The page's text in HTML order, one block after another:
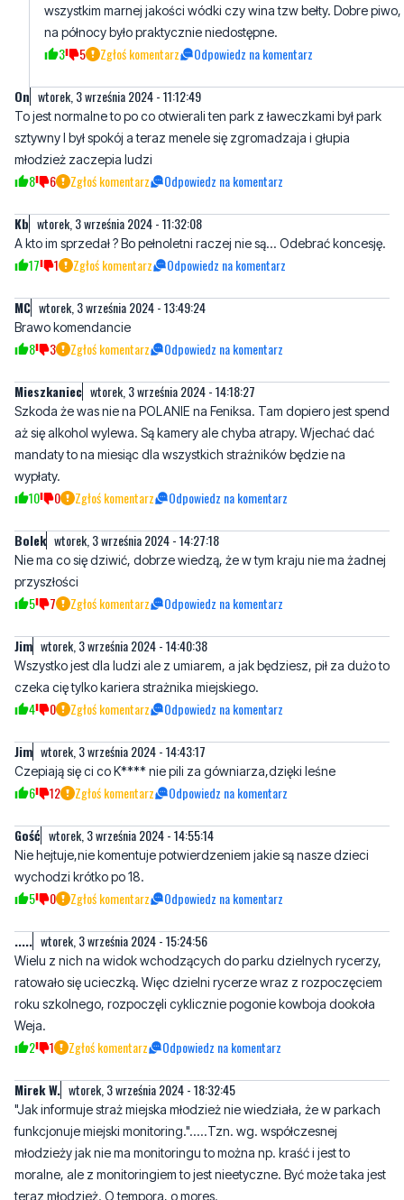
wtorek, 3 września 2024 - 11:12:49
To jest normalne to po co otwierali ten park z ławeczkami był park
młodzież zaczepia ludzi
8 6 Zgłoś komentarz Odpowiedz na komentarz
Kb wtorek, 3 września 2024 - 11:32:08
A kto im sprzedał ? Bo pełnoletni raczej nie są... Odebrać koncesję.
MC wtorek, 3 września 2024 - 13:49:24
Brawo komendancie
Mieszkaniec wtorek, 3 września 2024 - 14:18:27
Szkoda że was nie na POLANIE na Feniksa. Tam dopiero jest spend
mandaty to na miesiąc dla wszystkich strażników będzie na
wypłaty.
10 0 Zgłoś komentarz Odpowiedz na komentarz
Bolek wtorek, 3 września 2024 - 14:27:18
Nie ma co się dziwić, dobrze wiedzą, że w tym kraju nie ma żadnej
5 7 Zgłoś komentarz Odpowiedz na komentarz
Jim wtorek, 3 września 2024 - 14:40:38
Wszystko jest dla ludzi ale z umiarem, a jak będziesz, pił za dużo to
4 0 Zgłoś komentarz Odpowiedz na komentarz
Jim wtorek, 3 września 2024 - 14:43:17
Czepiają się ci co K**** nie pili za gówniarza,dzięki leśne
Gość wtorek, 3 września 2024 - 14:55:14
Nie hejtuje,nie komentuje potwierdzeniem jakie są nasze dzieci
5 0 Zgłoś komentarz Odpowiedz na komentarz
..... wtorek, 3 września 2024 - 15:24:56
Wielu z nich na widok wchodzących do parku dzielnych rycerzy,
roku szkolnego, rozpoczęli cyklicznie pogonie kowboja dookoła
Weja.
2 1 Zgłoś komentarz Odpowiedz na komentarz
Mirek W.
"Jak informuje straż miejska młodzież nie wiedziała, że w parkach
młodzieży jak nie ma monitoringu to można np. kraść i jest to
moralne, ale z monitoringiem to jest nieetyczne. Być może taka jest
teraz młodzież. O tempora, o mores.
11 0 Zgłoś komentarz Odpowiedz na komentarz
Jak zawsze straż miejską chwalę to tu